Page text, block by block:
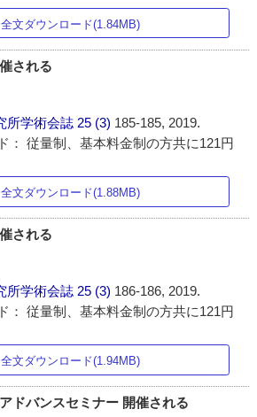
全文ダウンロード(1.84MB)
される
所学術会誌 25 (3) 185-185, 2019.
： 従量制、基本料金制の方共に121円
全文ダウンロード(1.88MB)
される
所学術会誌 25 (3) 186-186, 2019.
： 従量制、基本料金制の方共に121円
全文ダウンロード(1.94MB)
ドバンスセミナー 開催される